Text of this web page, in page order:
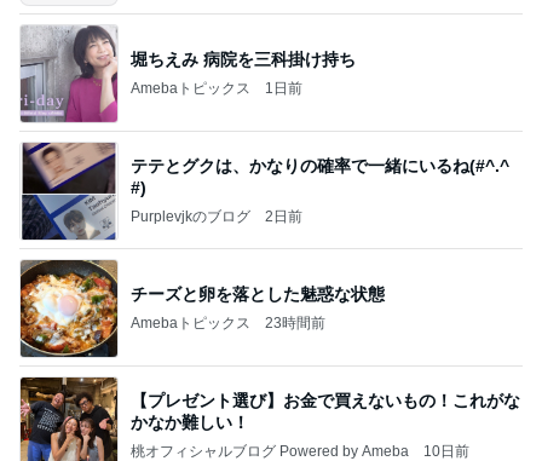
堀ちえみ 病院を三科掛け持ち
Amebaトピックス 1日前
テテとグクは、かなりの確率で一緒にいるね(#^.^
#)
Purplevjkのブログ 2日前
チーズと卵を落とした魅惑な状態
Amebaトピックス 23時間前
【プレゼント選び】お金で買えないもの！これがな
かなか難しい！
桃オフィシャルブログ Powered by Ameba 10日前